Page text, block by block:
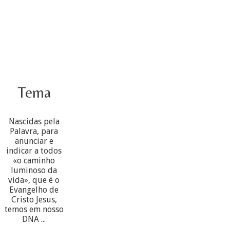
Tema
Nascidas pela
Palavra, para
anunciar e
indicar a todos
«o caminho
luminoso da
vida», que é o
Evangelho de
Cristo Jesus,
temos em nosso
DNA ...